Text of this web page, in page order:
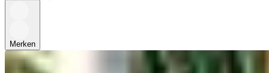
Merken